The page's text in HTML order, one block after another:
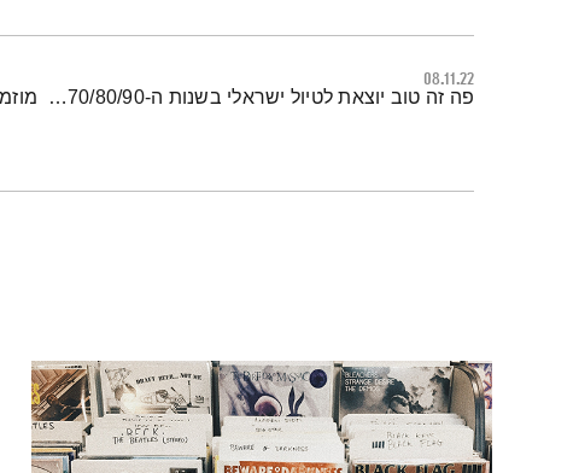
08.11.22
תמצית הפודקאסט
פה זה טוב יוצאת לטיול ישראלי בשנות ה-70/80/90… מוזמנים להצטרף